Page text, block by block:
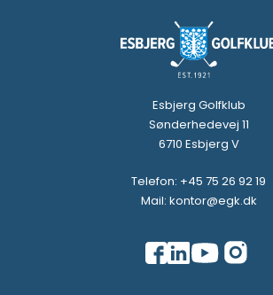
Esbjerg Golfklub
Sønderhedevej 11
6710 Esbjerg V
Telefon: +45 75 26 92 19
Mail: kontor@egk.dk